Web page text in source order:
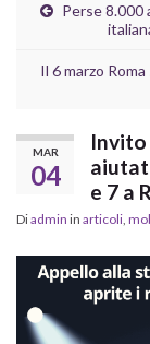
Perse 8.000
Il 6 marzo
MAR
04
Invito
e 7 a
Diadmin in articoli,